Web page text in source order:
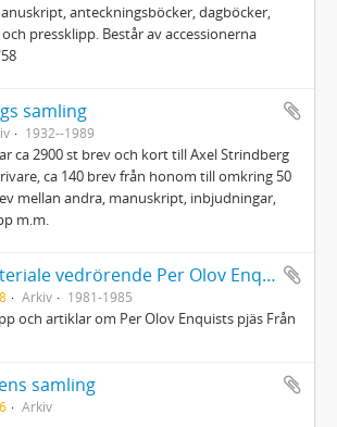
anteckningsböcker, dagböcker,
pressklipp. Består av accessionerna
samling
1932--1989
ca 2900 st brev och kort till Axel Strindberg
ca 140 brev från honom till omkring 50
mellan andra, manuskript, inbjudningar,
m.m.
Baggrundsmateriale vedrörende Per Olov Enquists skuespil "Fra regnormenes liv"
Arkiv 1981-1985
och artiklar om Per Olov Enquists pjäs Från
samling
Arkiv